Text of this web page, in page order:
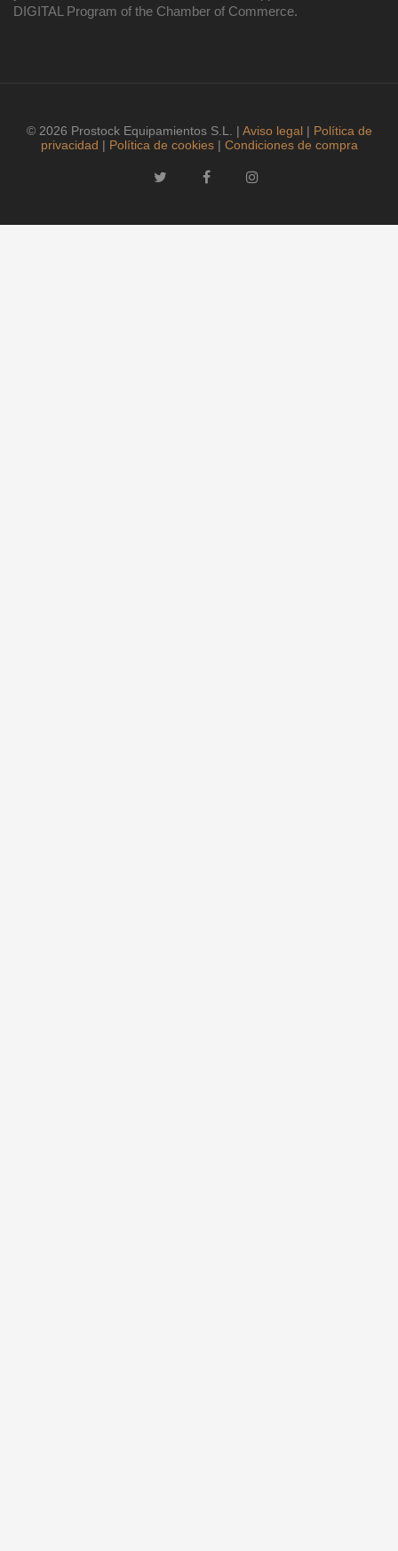
DIGITAL Program of the Chamber of Commerce.
© 2026 Prostock Equipamientos S.L. | Aviso legal| Política de
privacidad | Política de cookies| Condiciones de compra